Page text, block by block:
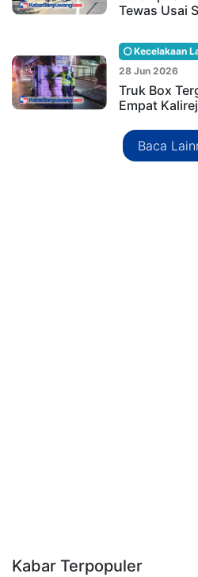
Tewas Usai
Kecelakaan
28 Jun 2026
Truk Box
Empat
Baca
Kabar Terpopuler